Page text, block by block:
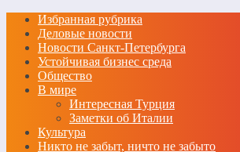
Избранная рубрика
Деловые новости
Новости Санкт-Петербурга
Устойчивая бизнес среда
Общество
В мире
Интересная Турция
Заметки об Италии
Культура
Никто не забыт, ничто не забыто